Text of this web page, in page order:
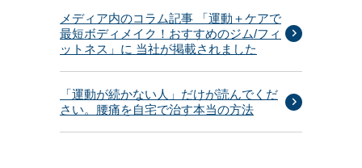
メディア内のコラム記事 「運動＋ケアで
最短ボディメイク！おすすめのジム/フィ
ットネス」に 当社が掲載されました
「運動が続かない人」だけが読んでくだ
さい。腰痛を自宅で治す本当の方法